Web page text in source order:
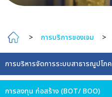
> การบริการของเจม >
การบริหารจัดการระบบสาธารณูปโภค
การลงทุน ก่อสร้าง (BOT/ BOO)